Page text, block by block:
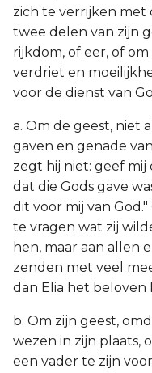
zich te verrijken met
twee delen van zijn
rijkdom, of eer, of
verdriet en
voor de dienst van
a. Om de geest, niet
gaven en genade
zegt hij niet: geef mij
dat die Gods gave
dit voor mij van
te vragen wat zij
hen, maar aan allen
zenden met veel
dan Elia het beloven
b. Om zijn geest,
wezen in zijn plaats,
een vader te zijn